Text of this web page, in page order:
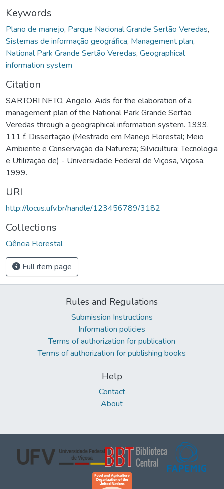
Keywords
Plano de manejo, Parque Nacional Grande Sertão Veredas,
Sistemas de informação geográfica, Management plan,
National Park Grande Sertão Veredas, Geographical
information system
Citation
SARTORI NETO, Angelo. Aids for the elaboration of a
management plan of the National Park Grande Sertão
Veredas through a geographical information system. 1999.
111 f. Dissertação (Mestrado em Manejo Florestal; Meio
Ambiente e Conservação da Natureza; Silvicultura; Tecnologia
e Utilização de) - Universidade Federal de Viçosa, Viçosa,
1999.
URI
http://locus.ufv.br/handle/123456789/3182
Collections
Ciência Florestal
Full item page
Rules and Regulations
Submission Instructions
Information policies
Terms of authorization for publication
Terms of authorization for publishing books
Help
Contact
About